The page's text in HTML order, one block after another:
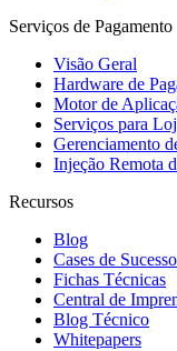
Serviços de Pagamento
Visão Geral
Hardware de
Motor de
Serviços para
Gerenciamento
Injeção Remota
Recursos
Blog
Cases de Sucesso
Fichas Técnicas
Central de
Blog Técnico
Whitepapers